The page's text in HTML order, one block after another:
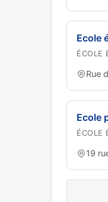
Ecole
ÉCOLE
Rue
Ecole
ÉCOLE
19